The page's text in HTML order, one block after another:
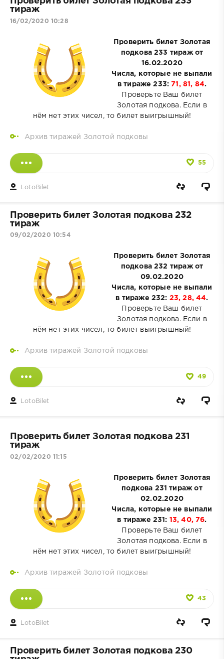
тираж
16/02/2020 10:28
Проверить билет Золотая
подкова 233 тираж от
16.02.2020
Числа, которые не выпали
в тираже 233: 71, 81, 84.
Проверьте Ваш билет
Золотая подкова. Если в
нём нет этих чисел, то билет выигрышный!
Архив тиражей Золотой подковы
55
LotoBilet
Проверить билет Золотая подкова 232
тираж
09/02/2020 10:54
Проверить билет Золотая
подкова 232 тираж от
09.02.2020
Числа, которые не выпали
в тираже 232: 23, 28, 44.
Проверьте Ваш билет
Золотая подкова. Если в
нём нет этих чисел, то билет выигрышный!
Архив тиражей Золотой подковы
49
LotoBilet
Проверить билет Золотая подкова 231
тираж
02/02/2020 11:15
Проверить билет Золотая
подкова 231 тираж от
02.02.2020
Числа, которые не выпали
в тираже 231: 13, 40, 76.
Проверьте Ваш билет
Золотая подкова. Если в
нём нет этих чисел, то билет выигрышный!
Архив тиражей Золотой подковы
43
LotoBilet
Проверить билет Золотая подкова 230